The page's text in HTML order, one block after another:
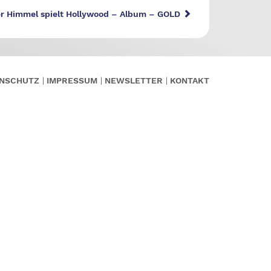
Himmel spielt Hollywood – Album – GOLD
IMPRESSUM NEWSLETTER KONTAKT